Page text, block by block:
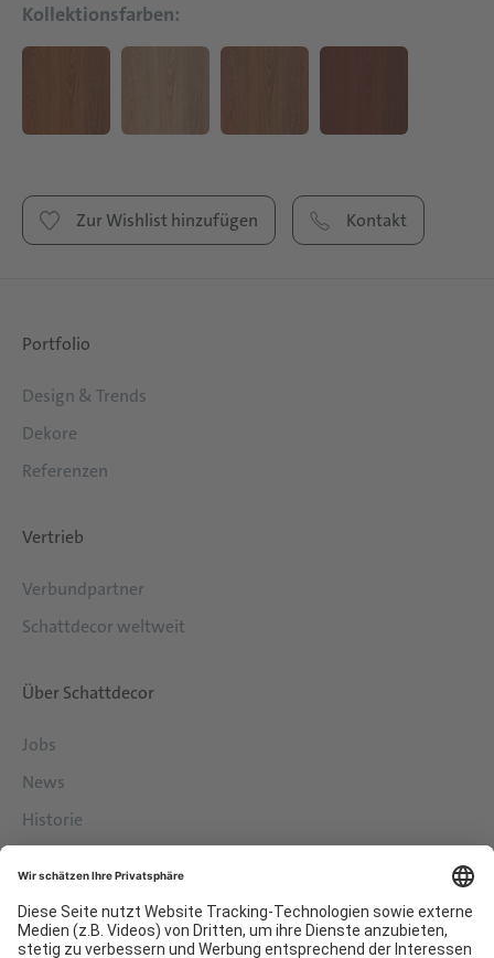
Kollektionsfarben:
Zur Wishlist hinzufügen Kontakt
Portfolio
Design & Trends
Dekore
Referenzen
Vertrieb
Verbundpartner
Schattdecor weltweit
Über Schattdecor
Jobs
News
Historie
Services